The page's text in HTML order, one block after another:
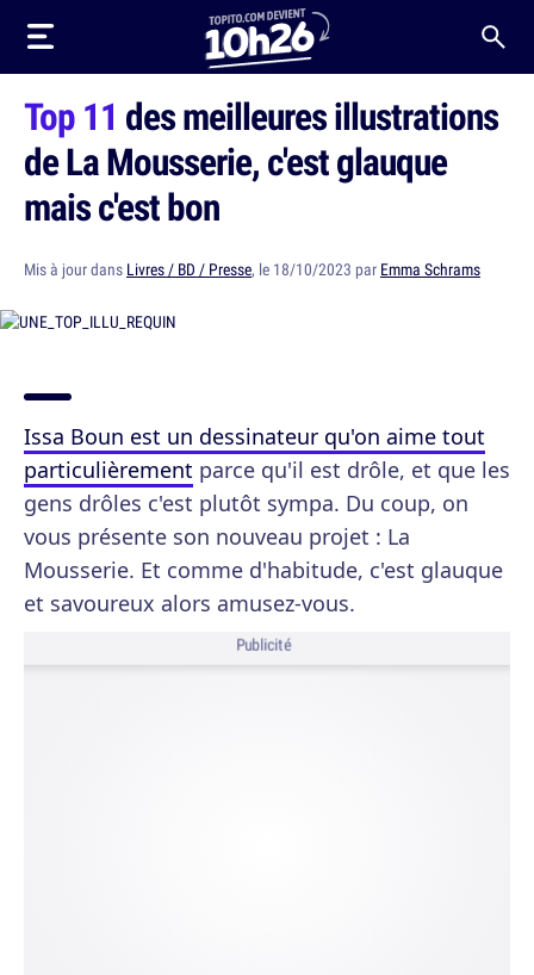
Top 11 des meilleures illustrations
de La Mousserie, c'est glauque
mais c'est bon
Mis à jour dans Livres / BD / Presse, le 18/10/2023 par Emma Schrams
Issa Boun est un dessinateur qu'on aime tout
particulièrement parce qu'il est drôle, et que les
gens drôles c'est plutôt sympa. Du coup, on
vous présente son nouveau projet : La
Mousserie. Et comme d'habitude, c'est glauque
et savoureux alors amusez-vous.
Publicité